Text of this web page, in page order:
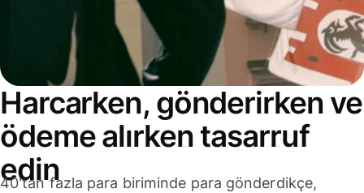
Harcarken, gönderirken ve
ödeme alırken tasarruf
edin
40'tan fazla para biriminde para gönderdikçe,